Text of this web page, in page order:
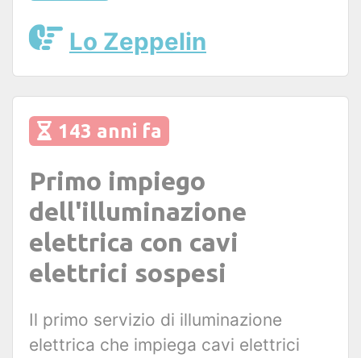
Lo Zeppelin
143 anni fa
Primo impiego
dell'illuminazione
elettrica con cavi
elettrici sospesi
Il primo servizio di illuminazione
elettrica che impiega cavi elettrici